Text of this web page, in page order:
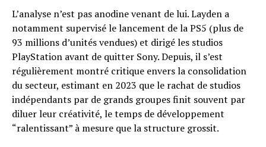
L’analyse n’est pas anodine venant de lui. Layden a
notamment supervisé le lancement de la PS5 (plus de
93 millions d’unités vendues) et dirigé les studios
PlayStation avant de quitter Sony. Depuis, il s’est
régulièrement montré critique envers la consolidation
du secteur, estimant en 2023 que le rachat de studios
indépendants par de grands groupes finit souvent par
diluer leur créativité, le temps de développement
“ralentissant” à mesure que la structure grossit.